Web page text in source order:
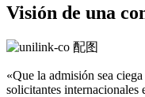
Visión de una
«Que la admisión sea
solicitantes internacionales